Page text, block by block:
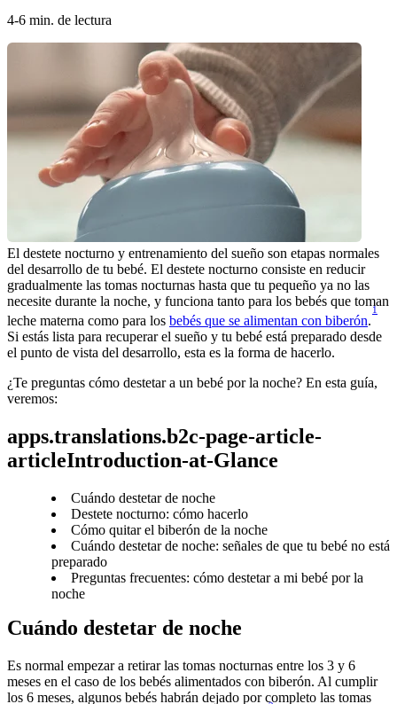
4-6 min. de lectura
El destete nocturno y entrenamiento del sueño son etapas normales
del desarrollo de tu bebé. El destete nocturno consiste en reducir
gradualmente las tomas nocturnas hasta que tu pequeño ya no las
necesite durante la noche, y funciona tanto para los bebés que toman
leche materna como para los bebés que se alimentan con biberón.
1
Si estás lista para recuperar el sueño y tu bebé está preparado desde
¿Te preguntas cómo destetar a un bebé por la noche? En esta guía,
apps.translations.b2c-page-article-
articleIntroduction-at-Glance
Cuándo destetar de noche
Destete nocturno: cómo hacerlo
Cómo quitar el biberón de la noche
Cuándo destetar de noche: señales de que tu bebé no está
preparado
Preguntas frecuentes: cómo destetar a mi bebé por la
noche
Es normal empezar a retirar las tomas nocturnas entre los 3 y 6
meses en el caso de los bebés alimentados con biberón. Al cumplir
los 6 meses, algunos bebés habrán dejado por completo las tomas